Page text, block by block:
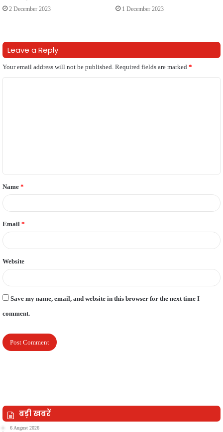
2 December 2023 1 December 2023
Leave a Reply
Your email address will not be published. Required fields are marked *
t
*
Name *
Email *
Website
Save my name, email, and website in this browser for the next time I
comment.
बड़ी खबरें
6 August 2026